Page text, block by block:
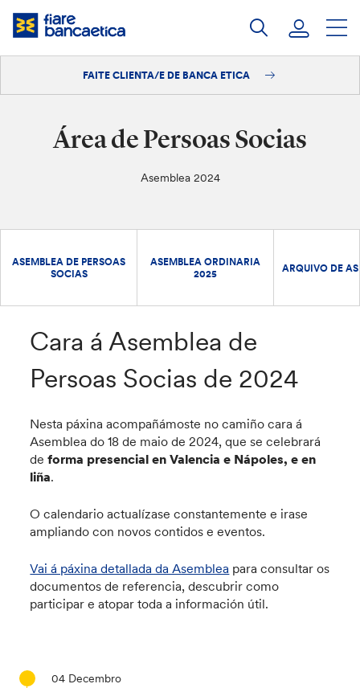
Saltar
FAITE CLIENTA/E DE BANCA ETICA
Área de Persoas Socias
Asemblea 2024
ASEMBLEA DE PERSOAS
SOCIAS
ASEMBLEA ORDINARIA
2025
ARQUIVO DE
Cara á Asemblea de
Persoas Socias de 2024
Nesta páxina acompañámoste no camiño cara á
Asemblea do 18 de maio de 2024, que se celebrará
deforma presencial en Valencia e Nápoles, e en
liña.
O calendario actualízase constantemente e irase
ampliando con novos contidos e eventos.
Vai á páxina detallada da Asemblea para consultar os
documentos de referencia, descubrir como
participar e atopar toda a información útil.
04 Decembro